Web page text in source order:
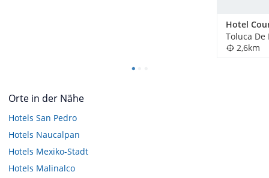
Toluca De
2,6km
Orte in der Nähe
Hotels San Pedro
Hotels Naucalpan
Hotels Mexiko-Stadt
Hotels Malinalco